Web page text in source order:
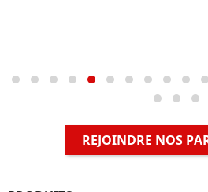
REJOINDRE NOS